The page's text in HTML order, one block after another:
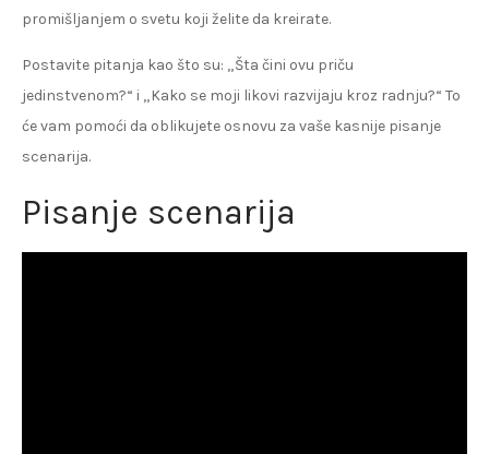
promišljanjem o svetu koji želite da kreirate.
Postavite pitanja kao što su: „Šta čini ovu priču
jedinstvenom?“ i „Kako se moji likovi razvijaju kroz radnju?“ To
će vam pomoći da oblikujete osnovu za vaše kasnije pisanje
scenarija.
Pisanje scenarija